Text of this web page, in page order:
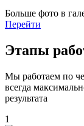
Больше фото в
Перейти
Этапы
Мы работаем по
всегда
результата
1